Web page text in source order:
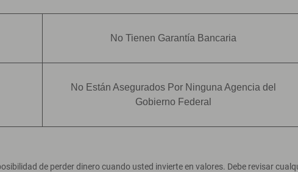
No Tienen Garantía Bancaria
No Están Asegurados Por Ninguna Agencia del
Gobierno Federal
de perder dinero cuando usted invierte en valores. Debe revisar